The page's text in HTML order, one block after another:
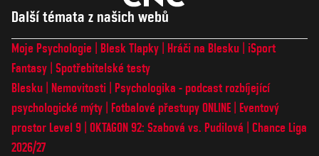
Další témata z našich webů
Moje Psychologie Blesk Tlapky Hráči na Blesku
iSport
Fantasy Spotřebitelské testy
Blesku
Nemovitosti
Psychologika - podcast rozbíjející
psychologické mýty
Fotbalové přestupy ONLINE
Eventový
prostor Level 9 OKTAGON 92: Szabová vs. Pudilová
Chance Liga
2026/27